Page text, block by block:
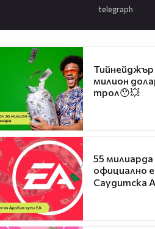
telegraph
Тийнейджър
милион
трол😯💥
55 милиарда
официално
Саудитска